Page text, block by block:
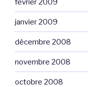
janvier 2009
décembre 2008
novembre 2008
octobre 2008